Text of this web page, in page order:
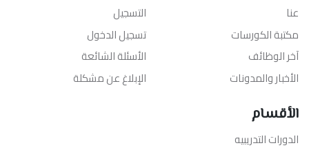
عنا
مكتبة الكورسات
آخر الوظائف
الأخبار والمدونات
التسجيل
تسجيل الدخول
الأسئلة الشائعة
الإبلاغ عن مشكلة
الأقسام
الدورات التدريبيه